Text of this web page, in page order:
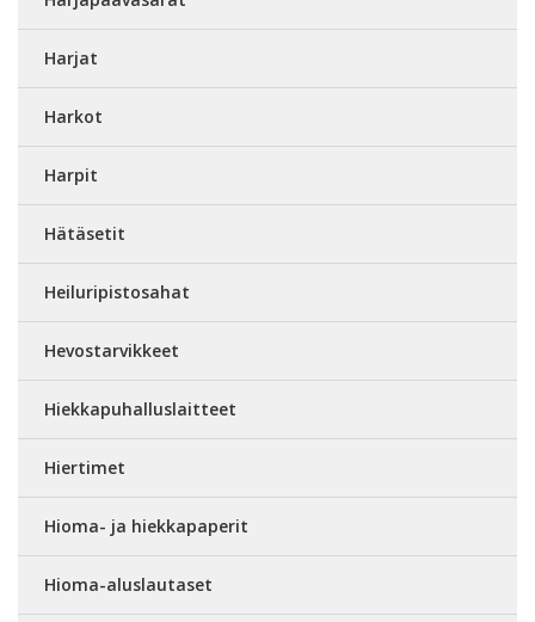
Harjat
Harkot
Harpit
Hätäsetit
Heiluripistosahat
Hevostarvikkeet
Hiekkapuhalluslaitteet
Hiertimet
Hioma- ja hiekkapaperit
Hioma-aluslautaset